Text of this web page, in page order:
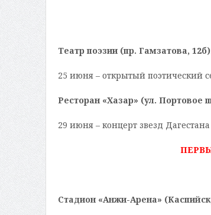
Театр поэзии (пр. Гамзатова,
25 июня – открытый поэтический
Ресторан «Хазар» (ул. Портовое
29 июня – концерт звезд
Стадион «Анжи-Арена»